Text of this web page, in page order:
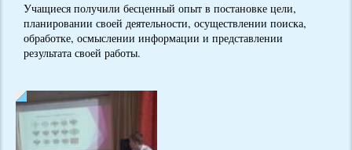
Учащиеся получили бесценный опыт в постановке цели,
планировании своей деятельности, осуществлении поиска,
обработке, осмыслении информации и представлении
результата своей работы.